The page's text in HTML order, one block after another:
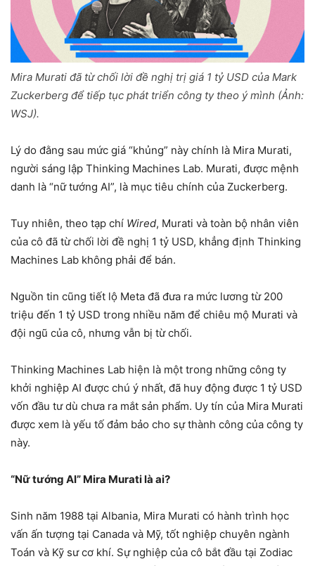
Mira Murati đã từ chối lời đề nghị trị giá 1 tỷ USD của Mark
Zuckerberg để tiếp tục phát triển công ty theo ý mình (Ảnh:
WSJ).
Lý do đằng sau mức giá “khủng” này chính là Mira Murati,
người sáng lập Thinking Machines Lab. Murati, được mệnh
danh là “nữ tướng AI”, là mục tiêu chính của Zuckerberg.
Tuy nhiên, theo tạp chí Wired, Murati và toàn bộ nhân viên
của cô đã từ chối lời đề nghị 1 tỷ USD, khẳng định Thinking
Machines Lab không phải để bán.
Nguồn tin cũng tiết lộ Meta đã đưa ra mức lương từ 200
triệu đến 1 tỷ USD trong nhiều năm để chiêu mộ Murati và
đội ngũ của cô, nhưng vẫn bị từ chối.
Thinking Machines Lab hiện là một trong những công ty
khởi nghiệp AI được chú ý nhất, đã huy động được 1 tỷ USD
vốn đầu tư dù chưa ra mắt sản phẩm. Uy tín của Mira Murati
được xem là yếu tố đảm bảo cho sự thành công của công ty
này.
“Nữ tướng AI” Mira Murati là ai?
Sinh năm 1988 tại Albania, Mira Murati có hành trình học
vấn ấn tượng tại Canada và Mỹ, tốt nghiệp chuyên ngành
Toán và Kỹ sư cơ khí. Sự nghiệp của cô bắt đầu tại Zodiac